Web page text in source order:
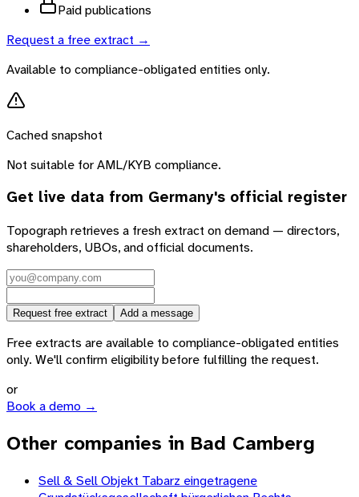
Paid publications
Request a free extract →
Available to compliance-obligated entities only.
Cached snapshot
Not suitable for AML/KYB compliance.
Get live data from Germany's official register
Topograph retrieves a fresh extract on demand — directors,
shareholders, UBOs, and official documents.
Request free extract Add a message
Free extracts are available to compliance-obligated entities
only. We'll confirm eligibility before fulfilling the request.
or
Book a demo →
Other companies in Bad Camberg
Sell & Sell Objekt Tabarz eingetragene